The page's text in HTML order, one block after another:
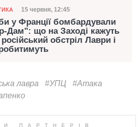
Дата публікації
15 червня, 12:45
у Франції бомбардували
Дам": що на Заході кажуть
обстріл Лаври і
лавра #УПЦ
#Атака